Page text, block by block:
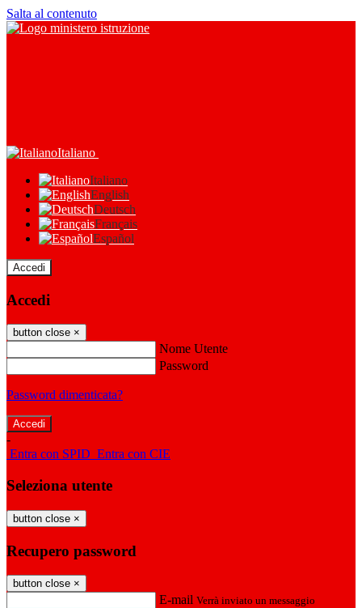
Salta al contenuto
Italiano
Italiano
English
Deutsch
Français
Español
Accedi
Accedi
button close ×
Nome Utente
Password
Password dimenticata?
-
Entra con SPID Entra con CIE
Seleziona utente
button close ×
Recupero password
button close ×
E-mail Verrà inviato un messaggio